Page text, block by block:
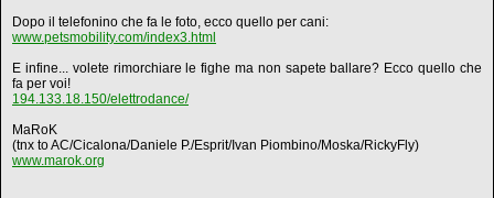
Dopo il telefonino che fa le foto, ecco quello per cani:
www.petsmobility.com/index3.html
E infine... volete rimorchiare le fighe ma non sapete ballare? Ecco quello che
fa per voi!
194.133.18.150/elettrodance/
MaRoK
(tnx to AC/Cicalona/Daniele P./Esprit/Ivan Piombino/Moska/RickyFly)
www.marok.org